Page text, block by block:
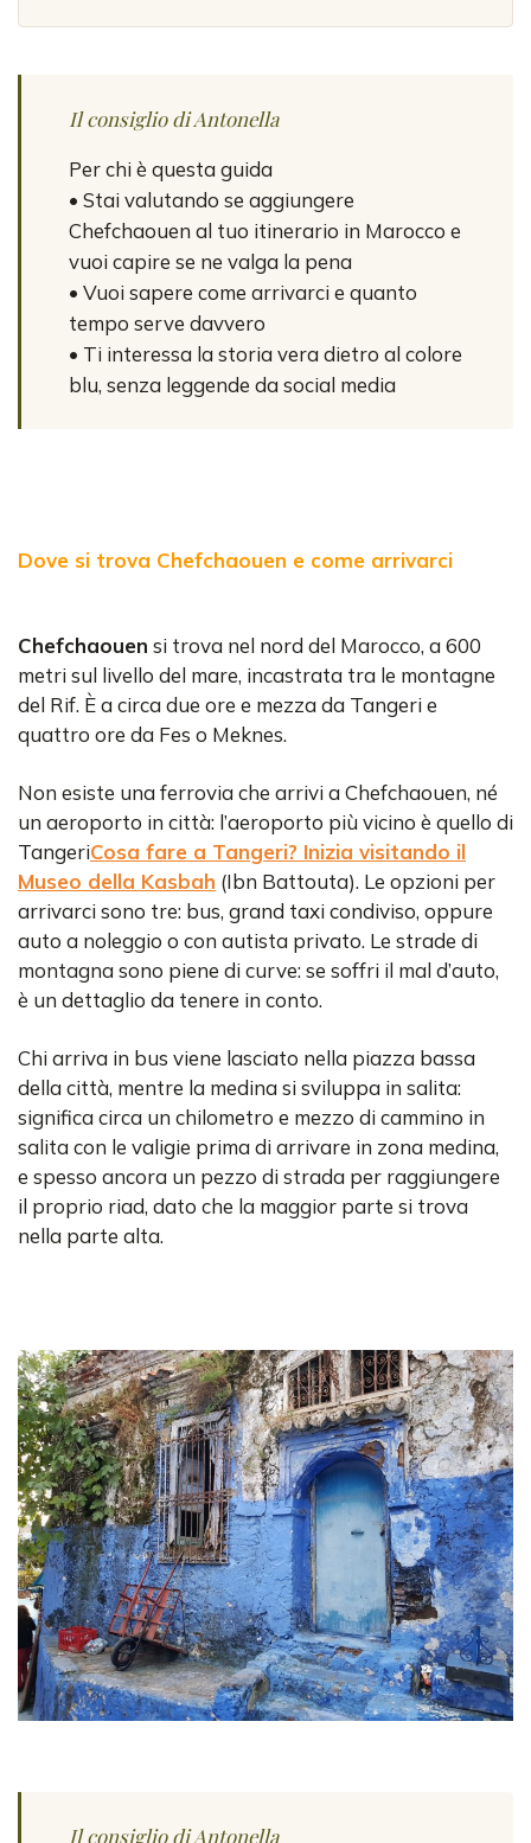
Il consiglio di Antonella
Per chi è questa guida
• Stai valutando se aggiungere
Chefchaouen al tuo itinerario in Marocco e
vuoi capire se ne valga la pena
• Vuoi sapere come arrivarci e quanto
tempo serve davvero
• Ti interessa la storia vera dietro al colore
blu, senza leggende da social media
Dove si trova Chefchaouen e come arrivarci
Chefchaouen si trova nel nord del Marocco, a 600
metri sul livello del mare, incastrata tra le montagne
del Rif. È a circa due ore e mezza da Tangeri e
quattro ore da Fes o Meknes.
Non esiste una ferrovia che arrivi a Chefchaouen, né
un aeroporto in città: l’aeroporto più vicino è quello di
TangeriCosa fare a Tangeri? Inizia visitando il
Museo della Kasbah (Ibn Battouta). Le opzioni per
arrivarci sono tre: bus, grand taxi condiviso, oppure
auto a noleggio o con autista privato. Le strade di
montagna sono piene di curve: se soffri il mal d’auto,
è un dettaglio da tenere in conto.
Chi arriva in bus viene lasciato nella piazza bassa
della città, mentre la medina si sviluppa in salita:
significa circa un chilometro e mezzo di cammino in
salita con le valigie prima di arrivare in zona medina,
e spesso ancora un pezzo di strada per raggiungere
il proprio riad, dato che la maggior parte si trova
nella parte alta.
Il consiglio di Antonella